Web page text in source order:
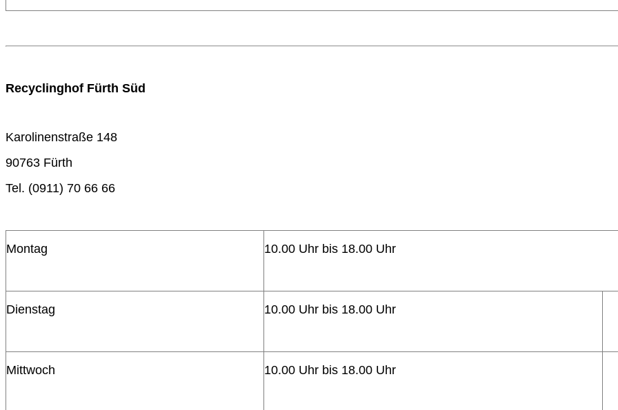
Recyclinghof Fürth Süd
Karolinenstraße 148
90763 Fürth
Tel. (0911) 70 66 66
Montag 10.00 Uhr bis 18.00 Uhr
Dienstag 10.00 Uhr bis 18.00 Uhr
Mittwoch 10.00 Uhr bis 18.00 Uhr